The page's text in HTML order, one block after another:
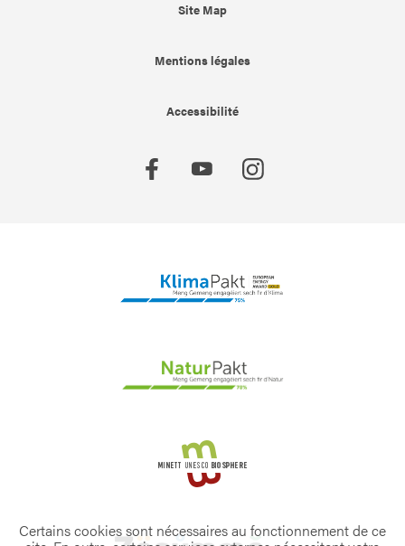
Site Map
Mentions légales
Accessibilité
Certains cookies sont nécessaires au fonctionnement de ce